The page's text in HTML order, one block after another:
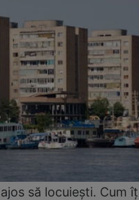
să locuiești. Cum